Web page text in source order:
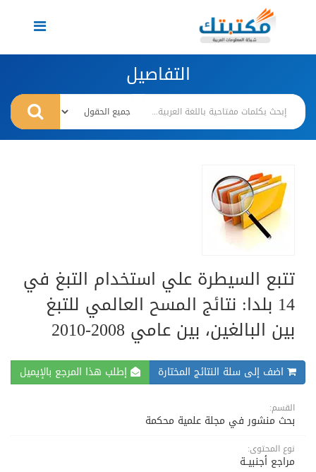
Toggle
navigation
التفاصيل
تتبع السيطرة علي استخدام التبغ في
14 بلدا: نتائج المسح العالمي للتبغ
بين البالغين، بين عامي 2008-2010
اضف إلى سلة النتائج المختارة إطلب هذا المرجع بالإيميل
القسم:
بحث منشور في مجلة علمية محكمة
نوع المحتوى:
مراجع أجنبيــة